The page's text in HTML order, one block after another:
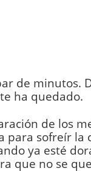
de minutos.
ha quedado.
de los
para sofreír la
ya esté
que no se